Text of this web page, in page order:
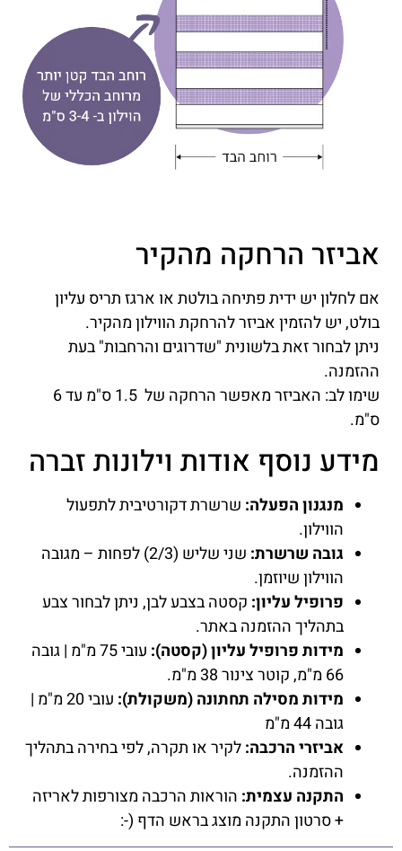
אביזר הרחקה מהקיר
אם לחלון יש ידית פתיחה בולטת או ארגז תריס עליון
בולט, יש להזמין אביזר להרחקת הווילון מהקיר.
ניתן לבחור זאת בלשונית "שדרוגים והרחבות" בעת
ההזמנה.
שימו לב: האביזר מאפשר הרחקה של 1.5 ס"מ עד 6
ס"מ.
מידע נוסף אודות וילונות זברה
מנגנון הפעלה: שרשרת דקורטיבית לתפעול
הווילון.
גובה שרשרת:
שני שליש (2/3) לפחות – מגובה
הווילון שיוזמן.
פרופיל עליון: קסטה בצבע לבן, ניתן לבחור צבע
בתהליך ההזמנה באתר.
מידות פרופיל עליון (קסטה):
עובי 75 מ"מ | גובה
66 מ"מ, קוטר צינור 38 מ"מ.
מידות מסילה תחתונה (משקולת):
עובי 20 מ"מ |
גובה 44 מ"מ
אביזרי הרכבה:לקיר או תקרה, לפי בחירה בתהליך
ההזמנה.
התקנה עצמית: הוראות הרכבה מצורפות לאריזה
+ סרטון התקנה מוצג בראש הדף (-: